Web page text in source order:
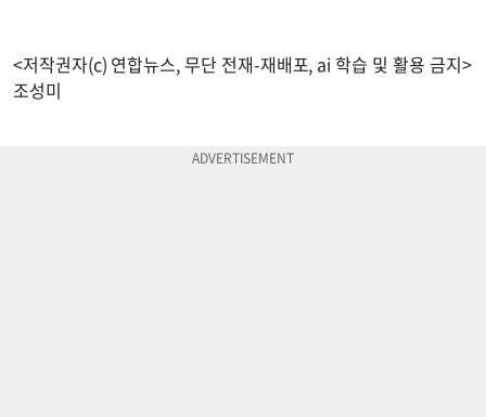
<저작권자(c) 연합뉴스, 무단 전재-재배포, ai 학습 및 활용 금지>
조성미